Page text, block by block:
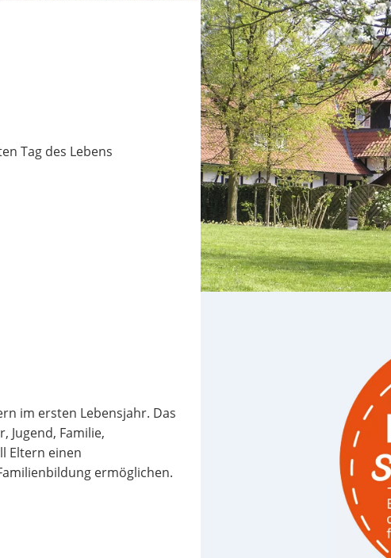
Tag des Lebens
im ersten Lebensjahr. Das
Jugend, Familie,
Eltern einen
ermöglichen.